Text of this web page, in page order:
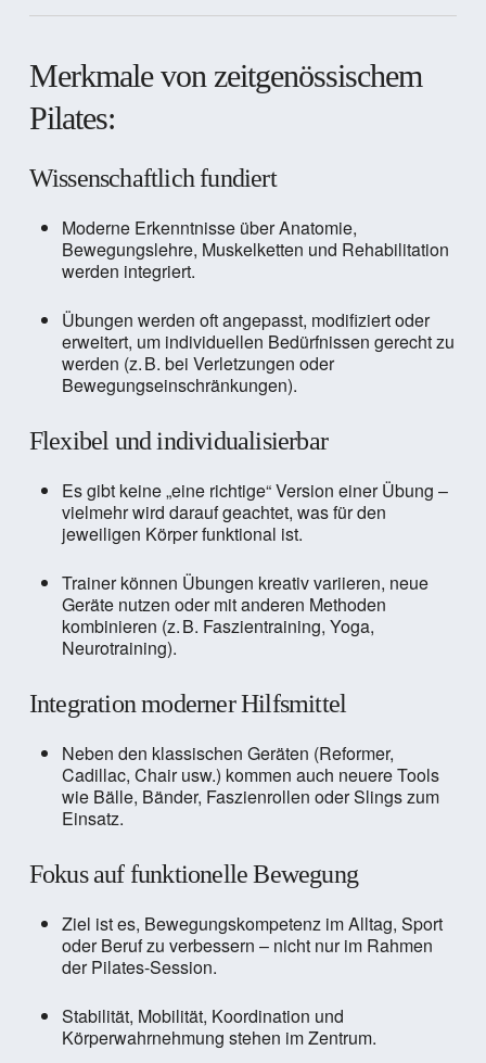
Merkmale von zeitgenössischem
Pilates:
Wissenschaftlich fundiert
Moderne Erkenntnisse über Anatomie,
Bewegungslehre, Muskelketten und Rehabilitation
werden integriert.
Übungen werden oft angepasst, modifiziert oder
erweitert, um individuellen Bedürfnissen gerecht zu
werden (z. B. bei Verletzungen oder
Bewegungseinschränkungen).
Flexibel und individualisierbar
Es gibt keine „eine richtige“ Version einer Übung –
vielmehr wird darauf geachtet, was für den
jeweiligen Körper funktional ist.
Trainer können Übungen kreativ variieren, neue
Geräte nutzen oder mit anderen Methoden
kombinieren (z. B. Faszientraining, Yoga,
Neurotraining).
Integration moderner Hilfsmittel
Neben den klassischen Geräten (Reformer,
Cadillac, Chair usw.) kommen auch neuere Tools
wie Bälle, Bänder, Faszienrollen oder Slings zum
Einsatz.
Fokus auf funktionelle Bewegung
Ziel ist es, Bewegungskompetenz im Alltag, Sport
oder Beruf zu verbessern – nicht nur im Rahmen
der Pilates-Session.
Stabilität, Mobilität, Koordination und
Körperwahrnehmung stehen im Zentrum.